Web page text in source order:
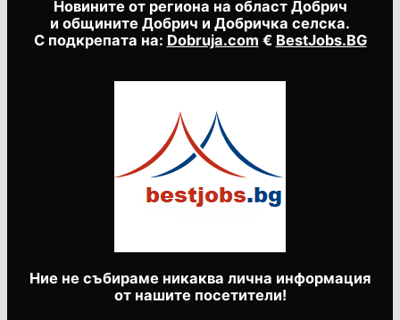
Новините от региона на област Добрич
и общините Добрич и Добричка селска.
С подкрепата на: Dobruja.com € BestJobs.BG
Ние не събираме никаква лична информация
от нашите посетители!